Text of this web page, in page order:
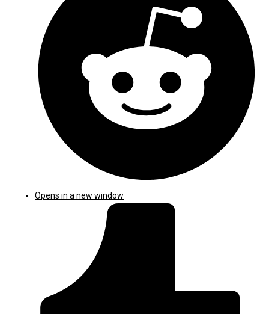
Opens in a new window